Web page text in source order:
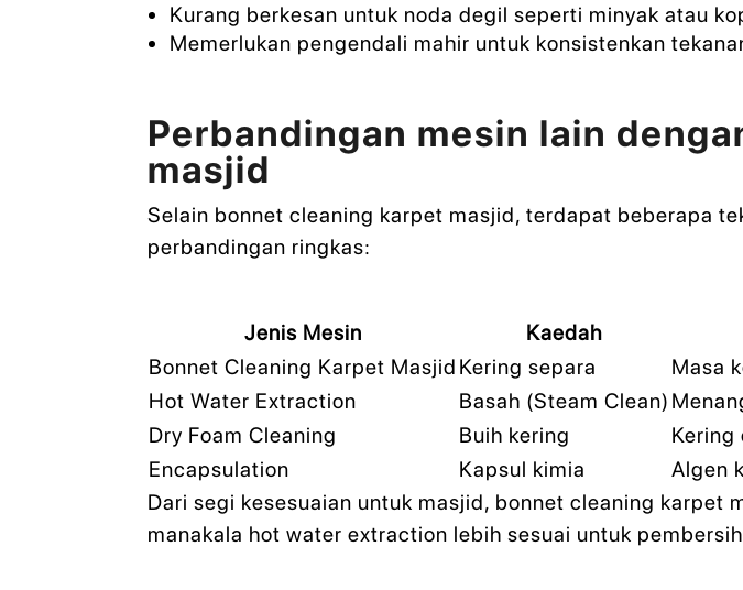
Kurang berkesan untuk noda degil seperti minyak atau
Memerlukan pengendali mahir untuk konsistenkan
Perbandingan mesin lain
masjid
Selain bonnet cleaning karpet masjid, terdapat beberapa
perbandingan ringkas:
Jenis Mesin Kaedah
Bonnet Cleaning Karpet Masjid Kering separa Masa
Hot Water Extraction
Basah (Steam Clean)
Dry Foam Cleaning
Buih kering Kering
Encapsulation
Kapsul kimia Algen
Dari segi kesesuaian untuk masjid, bonnet cleaning karpet
manakala hot water extraction lebih sesuai untuk